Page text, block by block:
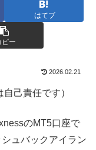
はてブ
ピー
2026.02.21
己責任です）
のMT5口座で
ュバックアイラン